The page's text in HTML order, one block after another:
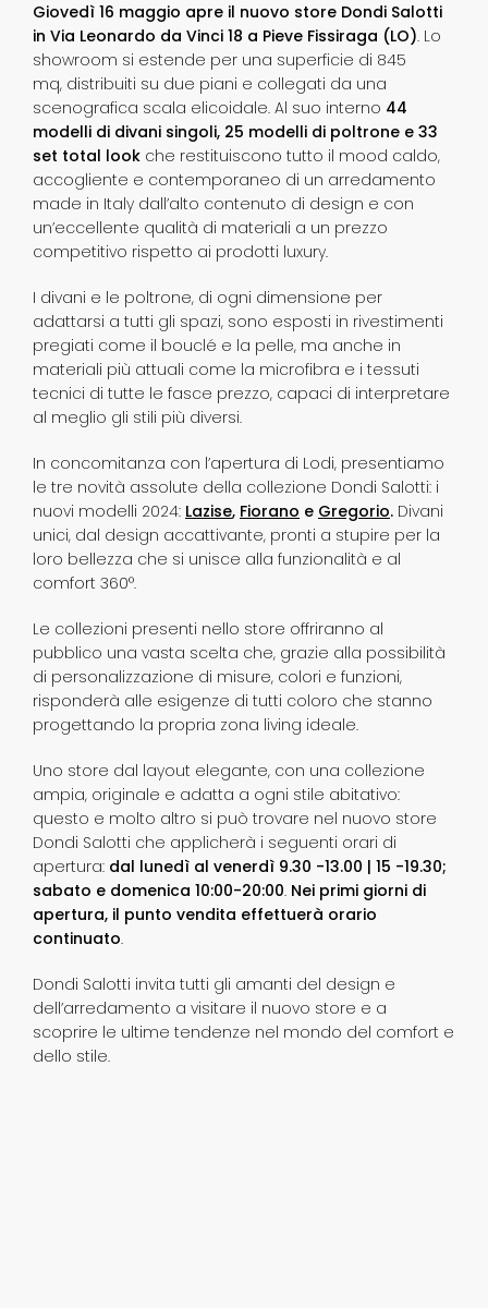
Giovedì 16 maggio apre il nuovo store Dondi Salotti
in Via Leonardo da Vinci 18 a Pieve Fissiraga (LO). Lo
showroom si estende per una superficie di 845
mq, distribuiti su due piani e collegati da una
scenografica scala elicoidale. Al suo interno 44
modelli di divani singoli, 25 modelli di poltrone e 33
set total look che restituiscono tutto il mood caldo,
accogliente e contemporaneo di un arredamento
made in Italy dall’alto contenuto di design e con
un’eccellente qualità di materiali a un prezzo
competitivo rispetto ai prodotti luxury.
I divani e le poltrone, di ogni dimensione per
adattarsi a tutti gli spazi, sono esposti in rivestimenti
pregiati come il bouclé e la pelle, ma anche in
materiali più attuali come la microfibra e i tessuti
tecnici di tutte le fasce prezzo, capaci di interpretare
al meglio gli stili più diversi.
In concomitanza con l’apertura di Lodi, presentiamo
le tre novità assolute della collezione Dondi Salotti: i
nuovi modelli 2024: Lazise, Fiorano e Gregorio. Divani
unici, dal design accattivante, pronti a stupire per la
loro bellezza che si unisce alla funzionalità e al
comfort 360°.
Le collezioni presenti nello store offriranno al
pubblico una vasta scelta che, grazie alla possibilità
di personalizzazione di misure, colori e funzioni,
risponderà alle esigenze di tutti coloro che stanno
progettando la propria zona living ideale.
Uno store dal layout elegante, con una collezione
ampia, originale e adatta a ogni stile abitativo:
questo e molto altro si può trovare nel nuovo store
Dondi Salotti che applicherà i seguenti orari di
apertura: dal lunedì al venerdì 9.30 -13.00 | 15 -19.30;
sabato e domenica 10:00-20:00. Nei primi giorni di
apertura, il punto vendita effettuerà orario
continuato.
Dondi Salotti invita tutti gli amanti del design e
dell’arredamento a visitare il nuovo store e a
scoprire le ultime tendenze nel mondo del comfort e
dello stile.